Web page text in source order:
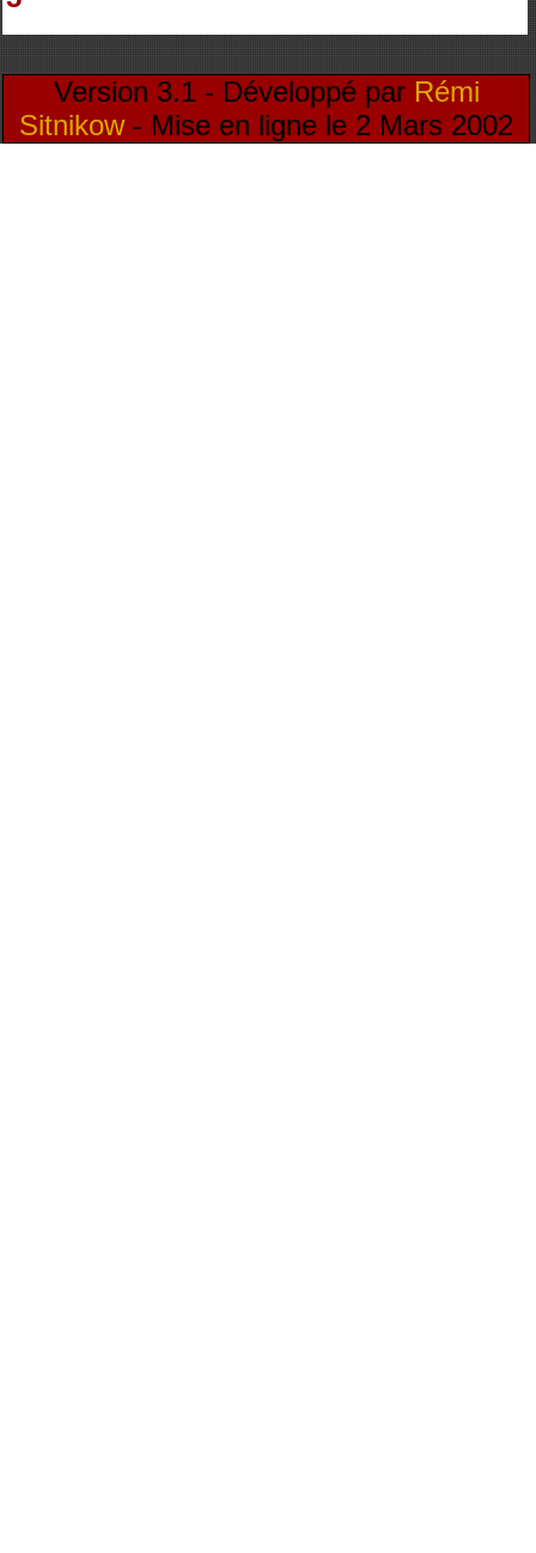
Version 3.1 - Développé par Rémi
Sitnikow- Mise en ligne le 2 Mars 2002